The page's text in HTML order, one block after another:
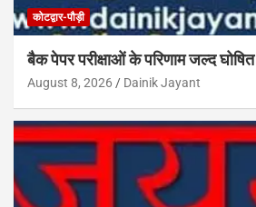
कोटद्वार-पौड़ी
बैक पेपर परीक्षाओं के परिणाम जल्द
August 8, 2026 Dainik Jayant